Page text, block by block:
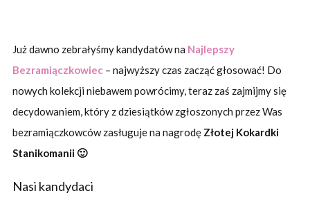
Już dawno zebrałyśmy kandydatów na Najlepszy
Bezramiączkowiec– najwyższy czas zacząć głosować! Do
nowych kolekcji niebawem powrócimy, teraz zaś zajmijmy się
decydowaniem, który z dziesiątków zgłoszonych przez Was
bezramiączkowców zasługuje na nagrodę Złotej Kokardki
Stanikomanii 🙂
Nasi kandydaci